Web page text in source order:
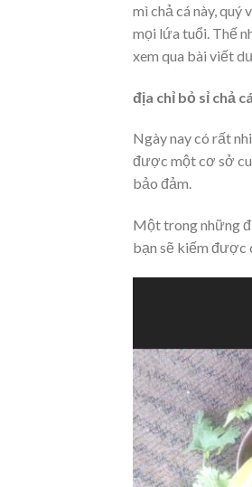
mì chả cá này, quý
mọi lứa tuổi. Thế
xem qua bài viết
địa chỉ bỏ sỉ chả
Ngày nay có rất
được một cơ sở
bảo đảm.
Một trong những
bạn sẽ kiếm được